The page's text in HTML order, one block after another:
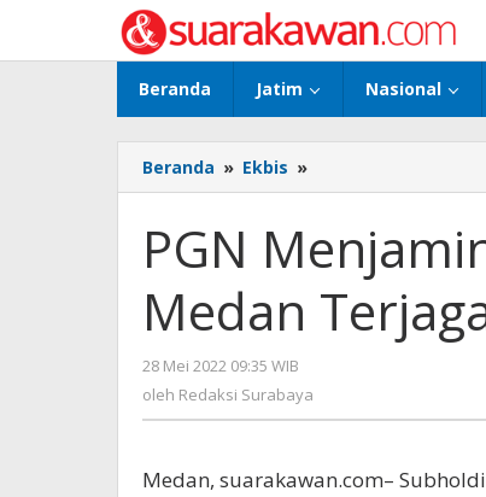
konten
Beranda Jatim Nasional
Beranda » Ekbis »
Menjamin
Gas
Bumi
Medan
Terjaga
PGN
Medan
28 Mei 2022 09:35 WIB
Redaksi
oleh Redaksi Surabaya
Medan, suarakawan.com–